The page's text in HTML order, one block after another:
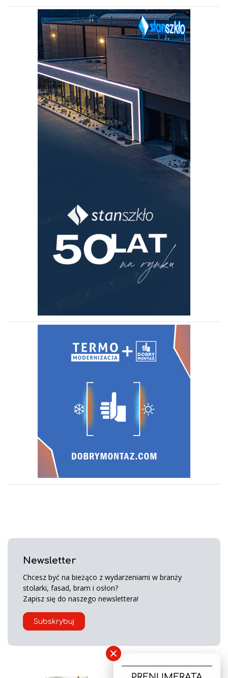
Newsletter
Chcesz być na bieżąco z wydarzeniami w branży
stolarki, fasad, bram i osłon?
Zapisz się do naszego newslettera!
Subskrybuj
×